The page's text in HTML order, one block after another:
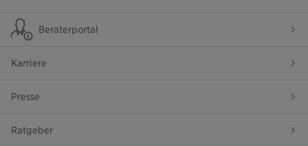
Beraterportal
Karriere
Presse
Ratgeber